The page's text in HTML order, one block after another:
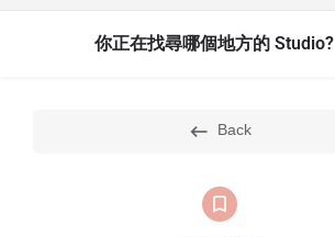
你正在找尋哪個地方的 Studio?
Back